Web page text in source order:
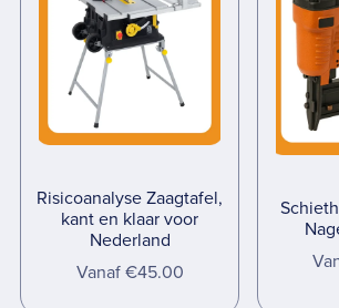
Risicoanalyse Zaagtafel,
kant en klaar voor
Nederland
Vanaf €45.00